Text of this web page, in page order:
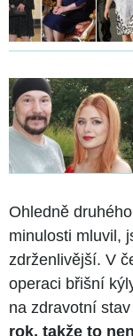
Ohledně
minulosti mluvil,
zdrženlivější. V
operaci břišní
na zdravotní
rok, takže to